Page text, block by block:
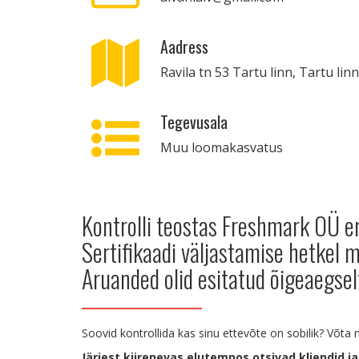
Aadress
Ravila tn 53 Tartu linn, Tartu
Tegevusala
Muu loomakasvatus
Kontrolli teostas Freshmark OÜ
Sertifikaadi väljastamise hetkel
Aruanded olid esitatud
Soovid kontrollida kas sinu ettevõte on sobilik? Võta